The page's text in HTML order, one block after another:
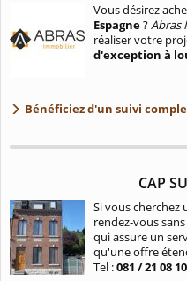
Vous désirez
Espagne?Abras
réaliser votre
d'exception à
Bénéficiez d'un suivi
CAP
Si vous cherchez
rendez-vous
qui assure un
qu'une offre
Tel :081 / 21 08 10